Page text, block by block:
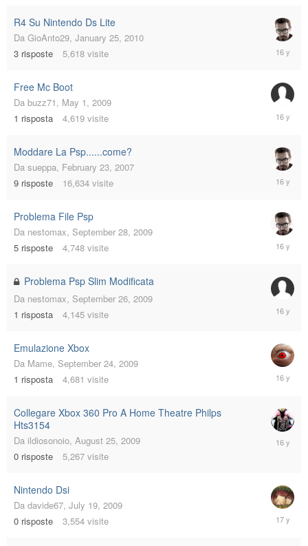
R4 Su Nintendo Ds Lite
Da GioAnto29, January 25, 2010
3 risposte 5,618 visite
January
27,
Free Mc Boot
Da buzz71, May 1, 2009
1 risposta 4,619 visite
28,
Moddare La Psp......come?
Da sueppa, February 23, 2007
9 risposte 16,634 visite
9,
Problema File Psp
Da nestomax, September 28, 2009
5 risposte 4,748 visite
30,
Problema Psp Slim Modificata
Da nestomax, September 26, 2009
1 risposta 4,145 visite
27,
Emulazione Xbox
Da Mame, September 24, 2009
1 risposta 4,681 visite
25,
Collegare Xbox 360 Pro A Home Theatre Philps
Hts3154
Da ildiosonoio, August 25, 2009
0 risposte 5,267 visite
August
25,
Nintendo Dsi
Da davide67, July 19, 2009
0 risposte 3,554 visite
July
19,